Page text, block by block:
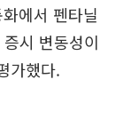
에서 펜타닐
시 변동성이
가했다.